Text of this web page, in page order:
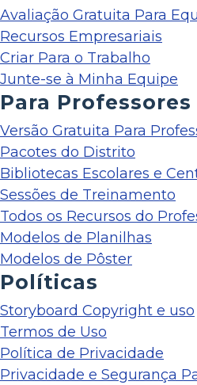
Avaliação Gratuita Para
Recursos Empresariais
Criar Para o Trabalho
Junte-se à Minha Equipe
Para Professores
Versão Gratuita Para
Pacotes do Distrito
Bibliotecas Escolares e
Sessões de Treinamento
Todos os Recursos do
Modelos de Planilhas
Modelos de Pôster
Políticas
Storyboard Copyright e uso
Termos de Uso
Política de Privacidade
Privacidade e Segurança